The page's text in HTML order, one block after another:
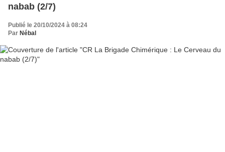
nabab (2/7)
Publié le 20/10/2024 à 08:24
Par Nébal